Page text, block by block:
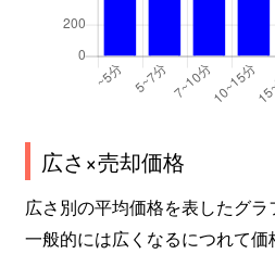
広さ×売却価格
広さ別の平均価格を表したグラ
一般的には広くなるにつれて価